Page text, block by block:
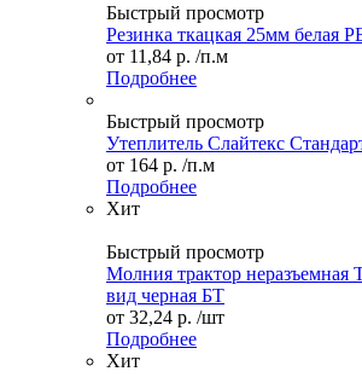
Быстрый просмотр
Резинка ткацкая 25мм белая
от 11,84 р. /п.м
Подробнее
Быстрый просмотр
Утеплитель Слайтекс
от 164 р. /п.м
Подробнее
Хит
Быстрый просмотр
Молния трактор неразъемная
вид черная БТ
от 32,24 р. /шт
Подробнее
Хит